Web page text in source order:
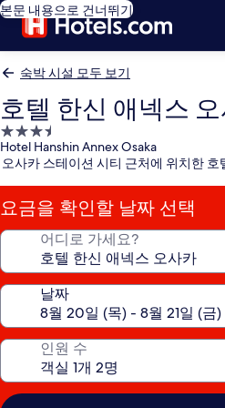
본문 내용으로 건너뛰기
숙박 시설 모두 보기
호텔 한신 애넥스
3.5
성
급
숙
박
시
Hotel Hanshin Annex Osaka
오사카 스테이션 시티 근처에 위치한 호
요금을 확인할 날짜 선택
어디로 가세요?
날짜
인원 수